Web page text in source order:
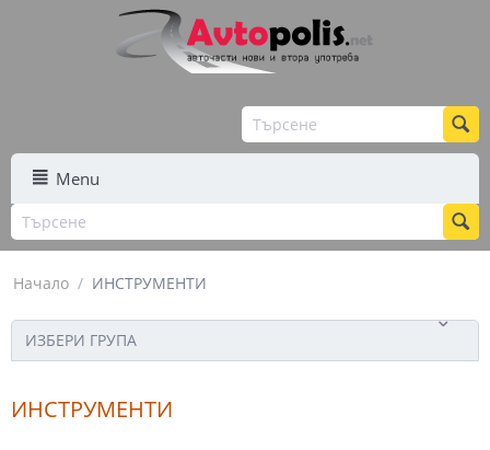
Menu
Начало / ИНСТРУМЕНТИ
ИЗБЕРИ ГРУПА
ИНСТРУМЕНТИ